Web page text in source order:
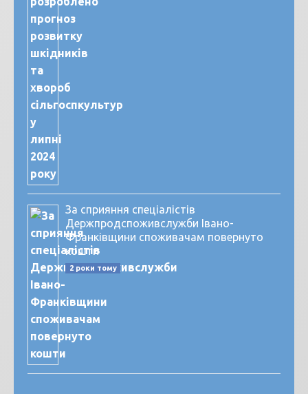
За сприяння спеціалістів
Держпродспоживслужби Івано-
Франківщини споживачам повернуто
кошти
2 роки тому